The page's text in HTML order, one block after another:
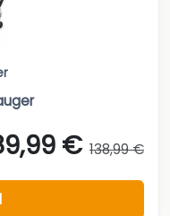
€ 138,99 €